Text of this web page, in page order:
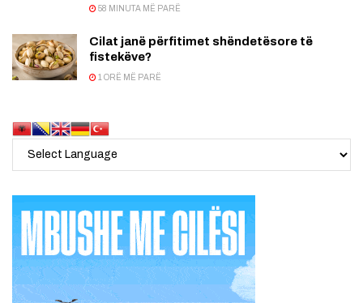
58 MINUTA MË PARË
Cilat janë përfitimet shëndetësore të
fistekëve?
1 ORË MË PARË